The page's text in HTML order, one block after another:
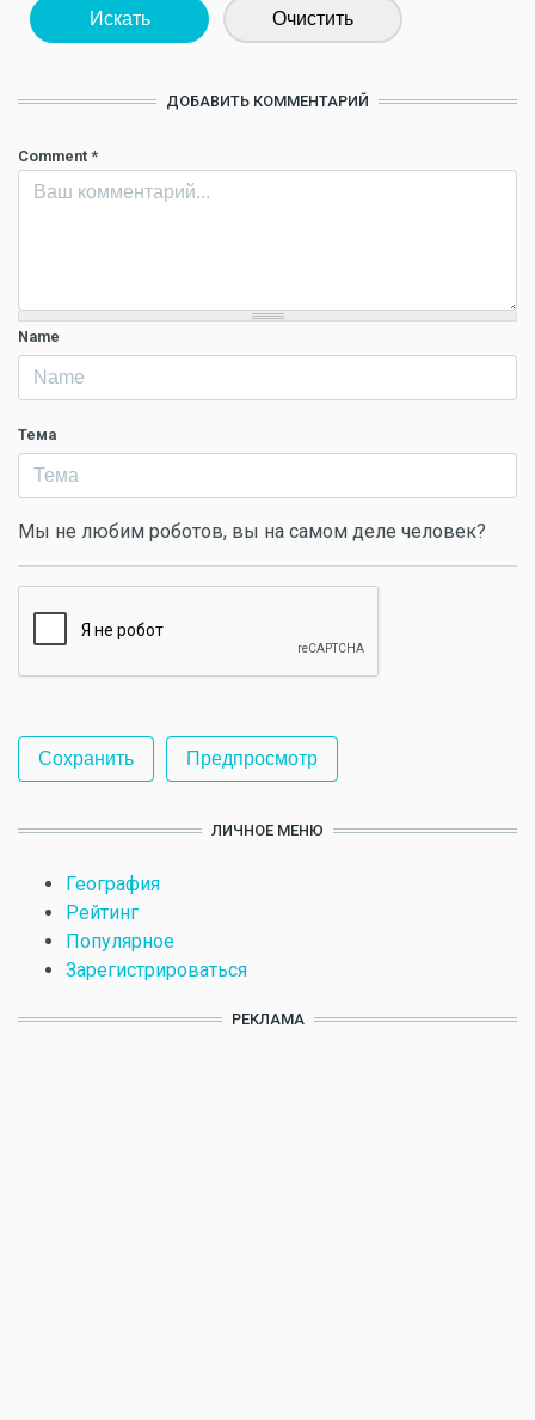
Искать Очистить
ДОБАВИТЬ КОММЕНТАРИЙ
Comment *
Name
Тема
Мы не любим роботов, вы на самом деле человек?
ЛИЧНОЕ МЕНЮ
География
Рейтинг
Популярное
Зарегистрироваться
РЕКЛАМА